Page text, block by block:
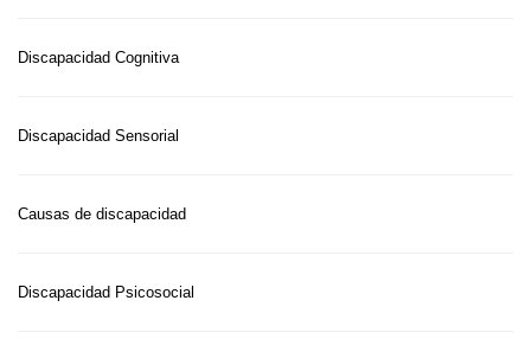
Discapacidad Cognitiva
Discapacidad Sensorial
Causas de discapacidad
Discapacidad Psicosocial